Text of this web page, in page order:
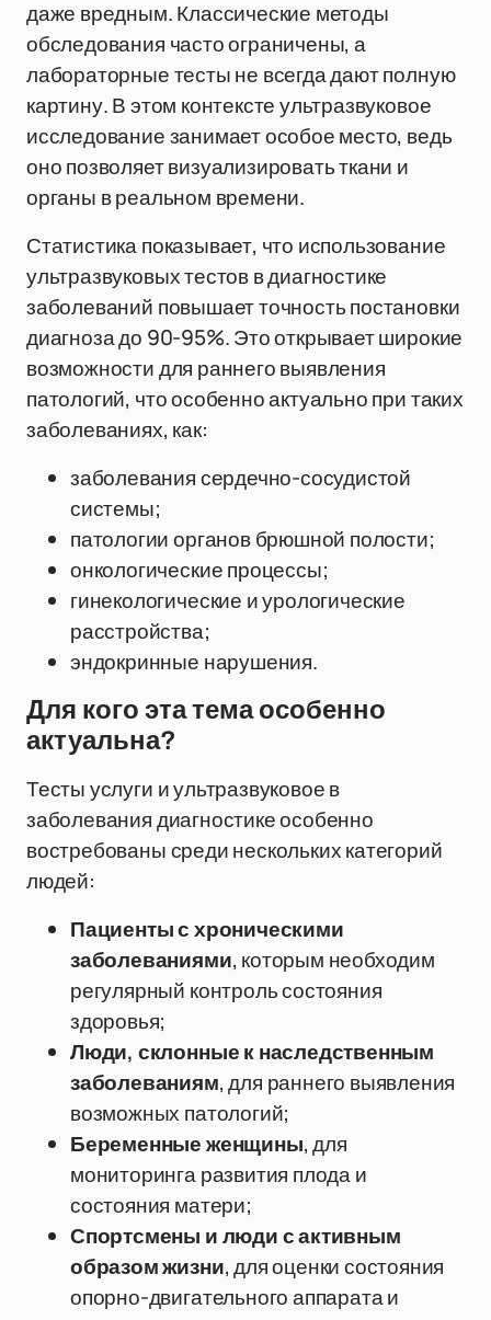
даже вредным. Классические методы
обследования часто ограничены, а
лабораторные тесты не всегда дают полную
картину. В этом контексте ультразвуковое
исследование занимает особое место, ведь
оно позволяет визуализировать ткани и
органы в реальном времени.
Статистика показывает, что использование
ультразвуковых тестов в диагностике
заболеваний повышает точность постановки
диагноза до 90-95%. Это открывает широкие
возможности для раннего выявления
патологий, что особенно актуально при таких
заболеваниях, как:
заболевания сердечно-сосудистой
системы;
патологии органов брюшной полости;
онкологические процессы;
гинекологические и урологические
расстройства;
эндокринные нарушения.
Для кого эта тема особенно
актуальна?
Тесты услуги и ультразвуковое в
заболевания диагностике особенно
востребованы среди нескольких категорий
людей:
Пациенты с хроническими
заболеваниями, которым необходим
регулярный контроль состояния
здоровья;
Люди, склонные к наследственным
заболеваниям, для раннего выявления
возможных патологий;
Беременные женщины, для
мониторинга развития плода и
состояния матери;
Спортсмены и люди с активным
образом жизни, для оценки состояния
опорно-двигательного аппарата и